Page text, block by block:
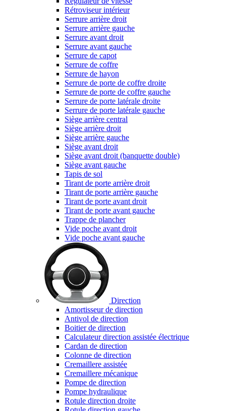
Rétroviseur intérieur
Serrure arrière droit
Serrure arrière gauche
Serrure avant droit
Serrure avant gauche
Serrure de capot
Serrure de coffre
Serrure de hayon
Serrure de porte de coffre droite
Serrure de porte de coffre gauche
Serrure de porte latérale droite
Serrure de porte latérale gauche
Siège arrière central
Siège arrière droit
Siège arrière gauche
Siège avant droit
Siège avant droit (banquette double)
Siège avant gauche
Tapis de sol
Tirant de porte arrière droit
Tirant de porte arrière gauche
Tirant de porte avant droit
Tirant de porte avant gauche
Trappe de plancher
Vide poche avant droit
Vide poche avant gauche
Direction
Amortisseur de direction
Antivol de direction
Boitier de direction
Calculateur direction assistée électrique
Cardan de direction
Colonne de direction
Cremaillere assistée
Cremaillere mécanique
Pompe de direction
Pompe hydraulique
Rotule direction droite